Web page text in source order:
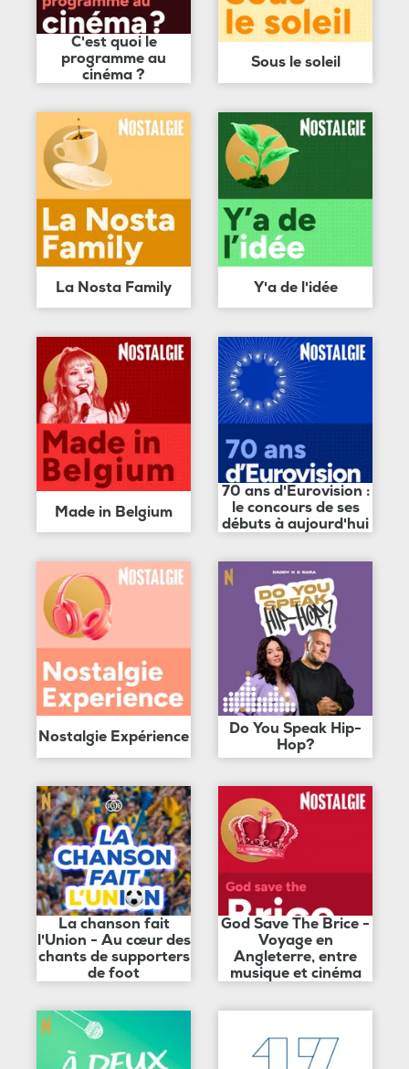
C'est quoi le
programme au
cinéma ?
Sous le soleil
La Nosta Family Y'a de l'idée
Made in Belgium
70 ans d'Eurovision :
le concours de ses
débuts à aujourd'hui
Nostalgie Expérience
Do You Speak Hip-
Hop?
La chanson fait
l'Union - Au cœur des
chants de supporters
de foot
God Save The Brice -
Voyage en
Angleterre, entre
musique et cinéma